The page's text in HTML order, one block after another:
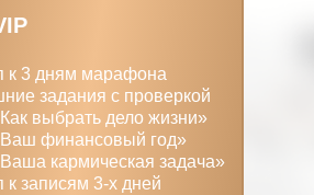
к 3 дням марафона
задания с проверкой
выбрать дело жизни»
финансовый год»
кармическая задача»
к записям 3-х дней